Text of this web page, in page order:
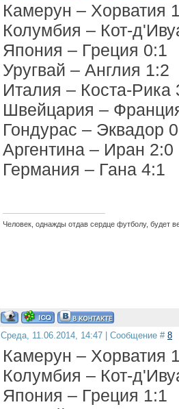
Камерун – Хорватия
Колумбия – Кот-
Япония – Греция 0:1
Уругвай – Англия 1:2
Италия – Коста-Рика
Швейцария –
Гондурас – Эквадор
Аргентина – Иран 2:0
Германия – Гана 4:1
Человек, однажды отдав сердце футболу, будет
Среда, 11.06.2014, 14:47 | Сообщение # 8
Камерун – Хорватия
Колумбия – Кот-
Япония – Греция 1:1